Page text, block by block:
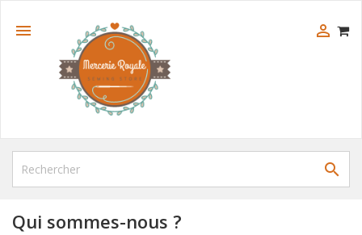
 

Qui sommes-nous ?